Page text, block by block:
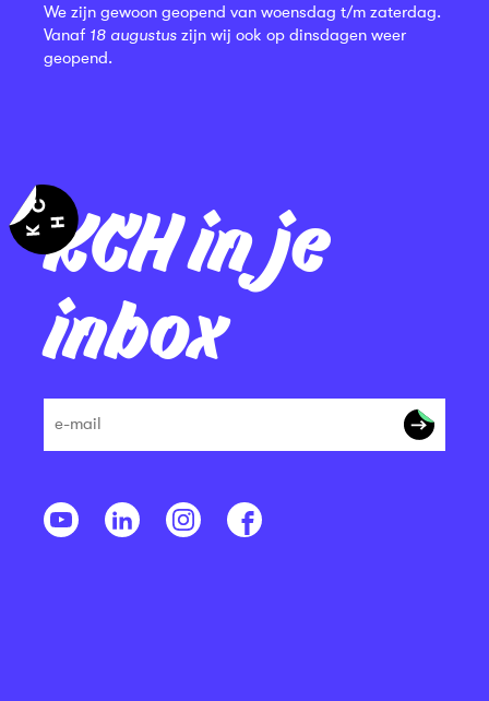
KCH in je
inbox
We zijn gewoon geopend van woensdag t/m zaterdag.
Vanaf 18 augustus zijn wij ook op dinsdagen weer
geopend.